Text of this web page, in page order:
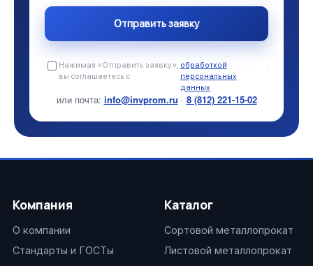
Нажимая «Отправить заявку»,
вы соглашаетесь с
обработкой
персональных
данных
.
или почта: info@invprom.ru · 8 (812) 221-15-02
Компания
О компании
Стандарты и ГОСТы
Каталог
Сортовой металлопрокат
Листовой металлопрокат